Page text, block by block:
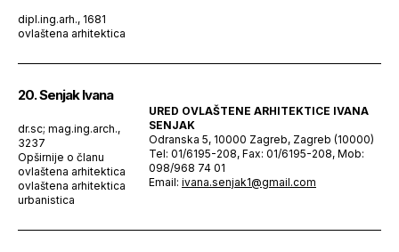
dipl.ing.arh., 1681
ovlaštena arhitektica
20. Senjak Ivana
dr.sc; mag.ing.arch.,
3237
Opširnije o članu
ovlaštena arhitektica
ovlaštena arhitektica
urbanistica
URED OVLAŠTENE ARHITEKTICE IVANA
SENJAK
Odranska 5, 10000 Zagreb, Zagreb (10000)
Tel: 01/6195-208, Fax: 01/6195-208, Mob:
098/968 74 01
Email: ivana.senjak1@gmail.com